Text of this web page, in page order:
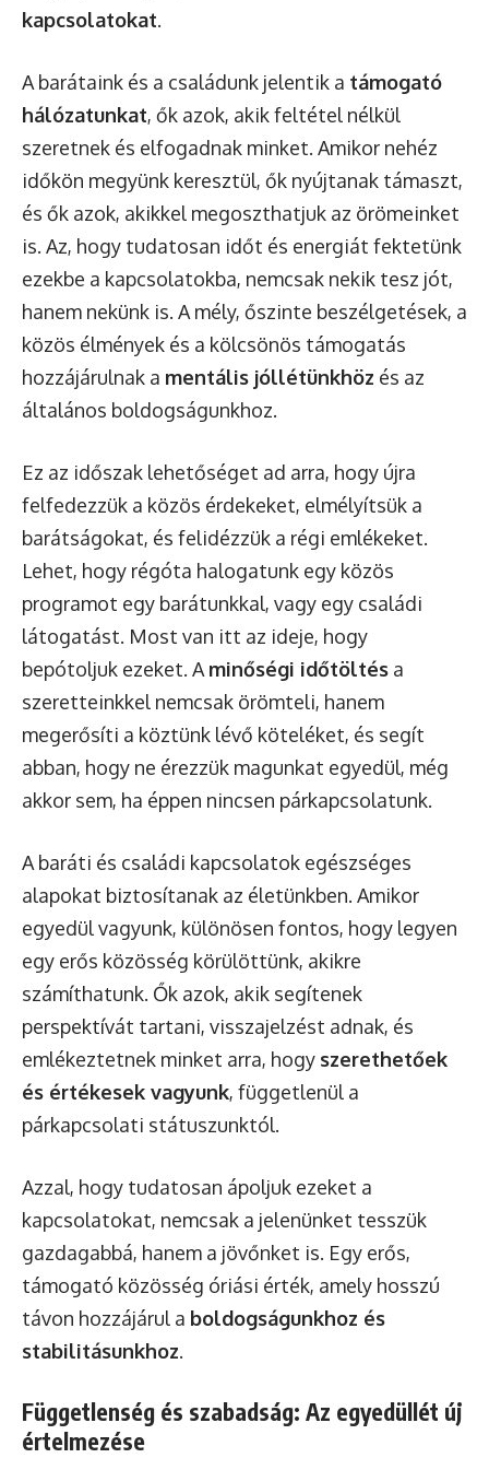
kapcsolatokat.
A barátaink és a családunk jelentik a támogató
hálózatunkat, ők azok, akik feltétel nélkül
szeretnek és elfogadnak minket. Amikor nehéz
időkön megyünk keresztül, ők nyújtanak támaszt,
és ők azok, akikkel megoszthatjuk az örömeinket
is. Az, hogy tudatosan időt és energiát fektetünk
ezekbe a kapcsolatokba, nemcsak nekik tesz jót,
hanem nekünk is. A mély, őszinte beszélgetések, a
közös élmények és a kölcsönös támogatás
hozzájárulnak a mentális jóllétünkhöz és az
általános boldogságunkhoz.
Ez az időszak lehetőséget ad arra, hogy újra
felfedezzük a közös érdekeket, elmélyítsük a
barátságokat, és felidézzük a régi emlékeket.
Lehet, hogy régóta halogatunk egy közös
programot egy barátunkkal, vagy egy családi
látogatást. Most van itt az ideje, hogy
bepótoljuk ezeket. A minőségi időtöltés a
szeretteinkkel nemcsak örömteli, hanem
megerősíti a köztünk lévő köteléket, és segít
abban, hogy ne érezzük magunkat egyedül, még
akkor sem, ha éppen nincsen párkapcsolatunk.
A baráti és családi kapcsolatok egészséges
alapokat biztosítanak az életünkben. Amikor
egyedül vagyunk, különösen fontos, hogy legyen
egy erős közösség körülöttünk, akikre
számíthatunk. Ők azok, akik segítenek
perspektívát tartani, visszajelzést adnak, és
emlékeztetnek minket arra, hogy szerethetőek
és értékesek vagyunk, függetlenül a
párkapcsolati státuszunktól.
Azzal, hogy tudatosan ápoljuk ezeket a
kapcsolatokat, nemcsak a jelenünket tesszük
gazdagabbá, hanem a jövőnket is. Egy erős,
támogató közösség óriási érték, amely hosszú
távon hozzájárul a boldogságunkhoz és
stabilitásunkhoz.
Függetlenség és szabadság: Az egyedüllét új
értelmezése